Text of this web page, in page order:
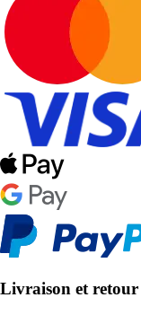
Livraison et retour